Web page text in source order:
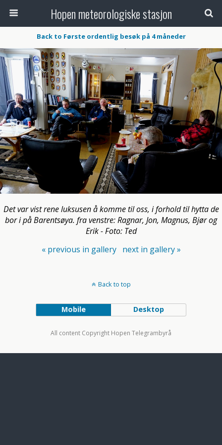
Hopen meteorologiske stasjon
Back to Første ordentlig besøk på 4 måneder
Det var vist rene luksusen å komme til oss, i forhold til hytta de
bor i på Barentsøya. fra venstre: Ragnar, Jon, Magnus, Bjør og
Erik - Foto: Ted
« previous in gallery
next in gallery »
Back to top
Mobile Desktop
All content Copyright Hopen Telegrambyrå